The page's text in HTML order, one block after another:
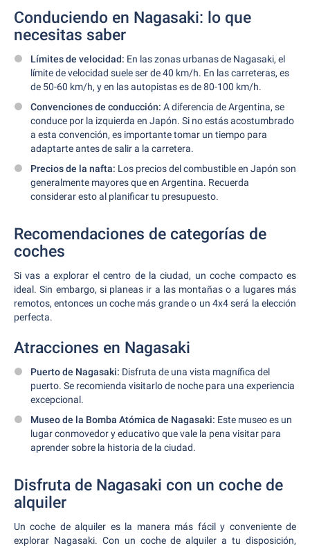
Conduciendo en Nagasaki: lo que
necesitas saber
Límites de velocidad: En las zonas urbanas de Nagasaki, el
límite de velocidad suele ser de 40 km/h. En las carreteras, es
de 50-60 km/h, y en las autopistas es de 80-100 km/h.
Convenciones de conducción: A diferencia de Argentina, se
conduce por la izquierda en Japón. Si no estás acostumbrado
a esta convención, es importante tomar un tiempo para
adaptarte antes de salir a la carretera.
Precios de la nafta: Los precios del combustible en Japón son
generalmente mayores que en Argentina. Recuerda
considerar esto al planificar tu presupuesto.
Recomendaciones de categorías de
coches
Si vas a explorar el centro de la ciudad, un coche compacto es
ideal. Sin embargo, si planeas ir a las montañas o a lugares más
remotos, entonces un coche más grande o un 4x4 será la elección
perfecta.
Atracciones en Nagasaki
Puerto de Nagasaki: Disfruta de una vista magnífica del
puerto. Se recomienda visitarlo de noche para una experiencia
excepcional.
Museo de la Bomba Atómica de Nagasaki: Este museo es un
lugar conmovedor y educativo que vale la pena visitar para
aprender sobre la historia de la ciudad.
Disfruta de Nagasaki con un coche de
alquiler
Un coche de alquiler es la manera más fácil y conveniente de
explorar Nagasaki. Con un coche de alquiler a tu disposición,